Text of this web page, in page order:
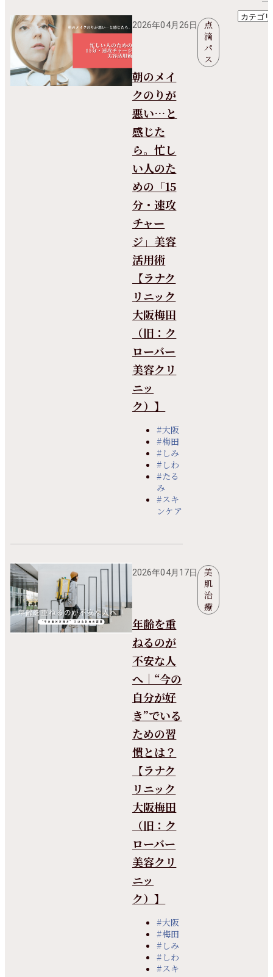
2026年04月26日
点
滴
パ
ス
朝のメイ
クのりが
悪い…と
感じた
ら。忙し
い人のた
めの「15
分・速攻
チャー
ジ」美容
活用術
【ラナク
リニック
大阪梅田
（旧：ク
ローバー
美容クリ
ニッ
ク）】
#大阪
#梅田
#しみ
#しわ
#たる
み
#スキ
ンケア
2026年04月17日
美
肌
治
療
年齢を重
ねるのが
不安な人
へ｜“今の
自分が好
き”でいる
ための習
慣とは？
【ラナク
リニック
大阪梅田
（旧：ク
ローバー
美容クリ
ニッ
ク）】
#大阪
#梅田
#しみ
#しわ
#スキ